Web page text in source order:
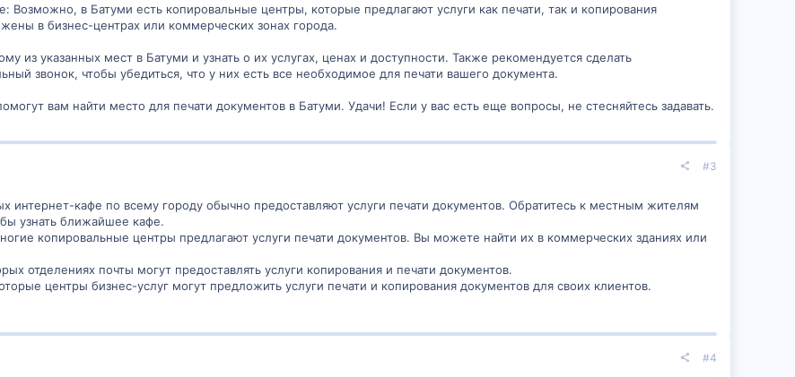
Возможно, в Батуми есть копировальные центры, которые предлагают услуги как печати, так и копирования
в бизнес-центрах или коммерческих зонах города.
из указанных мест в Батуми и узнать о их услугах, ценах и доступности. Также рекомендуется сделать
звонок, чтобы убедиться, что у них есть все необходимое для печати вашего документа.
вам найти место для печати документов в Батуми. Удачи! Если у вас есть еще вопросы, не стесняйтесь задавать.
#3
интернет-кафе по всему городу обычно предоставляют услуги печати документов. Обратитесь к местным жителям
узнать ближайшее кафе.
копировальные центры предлагают услуги печати документов. Вы можете найти их в коммерческих зданиях или
отделениях почты могут предоставлять услуги копирования и печати документов.
центры бизнес-услуг могут предложить услуги печати и копирования документов для своих клиентов.
#4